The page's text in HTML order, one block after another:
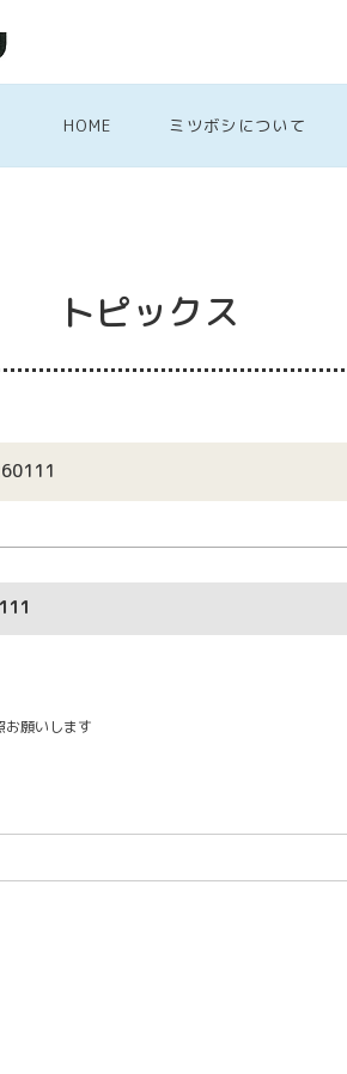
HOME ミツボシについて
トピックス
お願いします